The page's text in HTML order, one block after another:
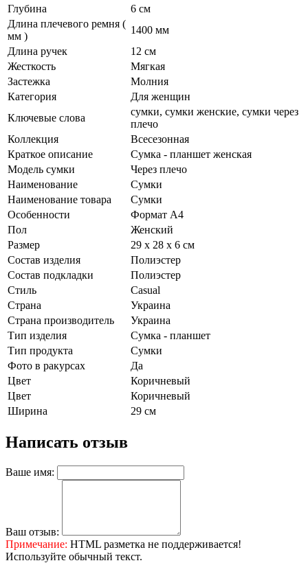
Глубина
6 см
Длина плечевого ремня (
мм )
1400 мм
Длина ручек
12 см
Жесткость
Мягкая
Застежка
Молния
Категория
Для женщин
Ключевые слова
сумки, сумки женские, сумки через
плечо
Коллекция
Всесезонная
Краткое описание
Сумка - планшет женская
Модель сумки
Через плечо
Наименование
Сумки
Наименование товара
Сумки
Особенности
Формат А4
Пол
Женский
Размер
29 х 28 х 6 см
Состав изделия
Полиэстер
Состав подкладки
Полиэстер
Стиль
Casual
Страна
Украина
Страна производитель
Украина
Тип изделия
Сумка - планшет
Тип продукта
Сумки
Фото в ракурсах
Да
Цвет
Коричневый
Цвет
Коричневый
Ширина
29 см
Написать отзыв
Ваше имя:
Ваш отзыв:
Примечание: HTML разметка не поддерживается!
Используйте обычный текст.